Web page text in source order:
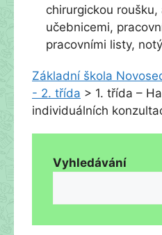
chirurgickou roušku,
učebnicemi,
pracovními listy,
Základní škola
- 2. třída > 1. třída –
individuálních
Vyhledávání